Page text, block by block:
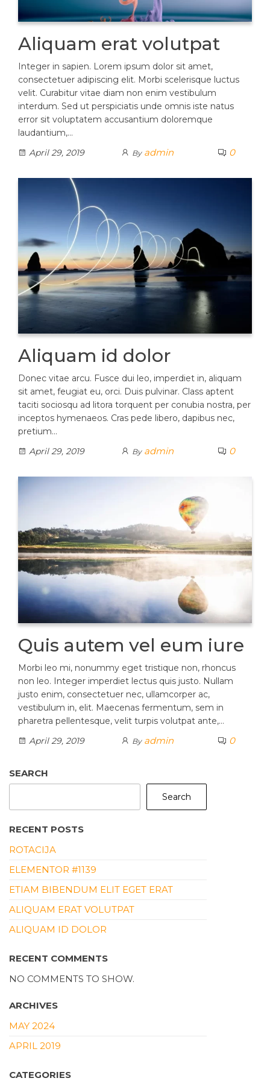
Aliquam erat volutpat
Integer in sapien. Lorem ipsum dolor sit amet,
consectetuer adipiscing elit. Morbi scelerisque luctus
velit. Curabitur vitae diam non enim vestibulum
interdum. Sed ut perspiciatis unde omnis iste natus
error sit voluptatem accusantium doloremque
laudantium,…
April 29, 2019
By admin 0
Aliquam id dolor
Donec vitae arcu. Fusce dui leo, imperdiet in, aliquam
sit amet, feugiat eu, orci. Duis pulvinar. Class aptent
taciti sociosqu ad litora torquent per conubia nostra, per
inceptos hymenaeos. Cras pede libero, dapibus nec,
pretium…
April 29, 2019
By admin 0
Quis autem vel eum iure
Morbi leo mi, nonummy eget tristique non, rhoncus
non leo. Integer imperdiet lectus quis justo. Nullam
justo enim, consectetuer nec, ullamcorper ac,
vestibulum in, elit. Maecenas fermentum, sem in
pharetra pellentesque, velit turpis volutpat ante,…
April 29, 2019
By admin 0
SEARCH
Search
RECENT POSTS
ROTACIJA
ELEMENTOR #1139
ETIAM BIBENDUM ELIT EGET ERAT
ALIQUAM ERAT VOLUTPAT
ALIQUAM ID DOLOR
RECENT COMMENTS
NO COMMENTS TO SHOW.
ARCHIVES
MAY 2024
APRIL 2019
CATEGORIES